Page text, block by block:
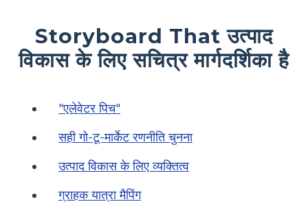
Storyboard That उत्पाद
विकास के लिए सचित्र मार्गदर्शिका है
"एलेवेटर पिच"
सही गो-टू-मार्केट रणनीति चुनना
उत्पाद विकास के लिए व्यक्तित्व
ग्राहक यात्रा मैपिंग